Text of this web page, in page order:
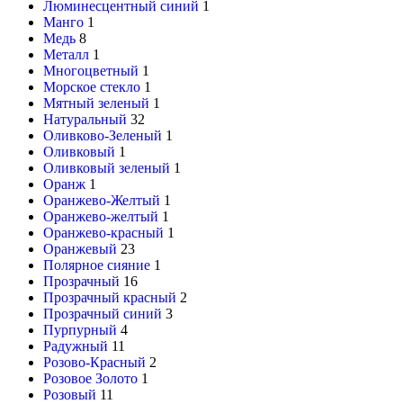
Люминесцентный синий 1
Манго 1
Медь 8
Металл 1
Многоцветный 1
Морское стекло 1
Мятный зеленый 1
Натуральный 32
Оливково-Зеленый 1
Оливковый 1
Оливковый зеленый 1
Оранж 1
Оранжево-Желтый 1
Оранжево-желтый 1
Оранжево-красный 1
Оранжевый 23
Полярное сияние 1
Прозрачный 16
Прозрачный красный 2
Прозрачный синий 3
Пурпурный 4
Радужный 11
Розово-Красный 2
Розовое Золото 1
Розовый 11